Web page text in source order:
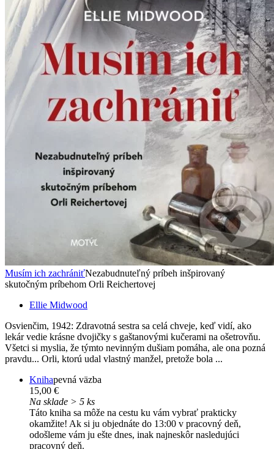
Musím ich zachrániťNezabudnuteľný príbeh inšpirovaný
skutočným príbehom Orli Reichertovej
Ellie Midwood
Osvienčim, 1942: Zdravotná sestra sa celá chveje, keď vidí, ako
lekár vedie krásne dvojičky s gaštanovými kučerami na ošetrovňu.
Všetci si myslia, že týmto nevinným dušiam pomáha, ale ona pozná
pravdu... Orli, ktorú udal vlastný manžel, pretože bola ...
Knihapevná väzba
15,00 €
Na sklade > 5 ks
Táto kniha sa môže na cestu ku vám vybrať prakticky
okamžite! Ak si ju objednáte do 13:00 v pracovný deň,
odošleme vám ju ešte dnes, inak najneskôr nasledujúci
pracovný deň.